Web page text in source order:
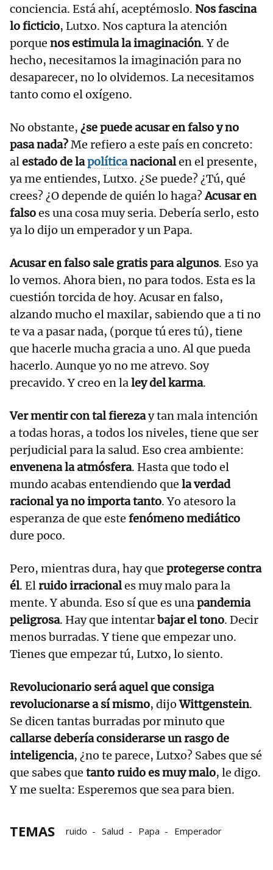
conciencia. Está ahí, aceptémoslo. Nos fascina
lo ficticio, Lutxo. Nos captura la atención
porque nos estimula la imaginación. Y de
hecho, necesitamos la imaginación para no
desaparecer, no lo olvidemos. La necesitamos
tanto como el oxígeno.
No obstante, ¿se puede acusar en falso y no
pasa nada?Me refiero a este país en concreto:
alestado de lapolíticanacionalen el presente,
ya me entiendes, Lutxo. ¿Se puede? ¿Tú, qué
crees? ¿O depende de quién lo haga?Acusar en
falsoes una cosa muy seria. Debería serlo, esto
ya lo dijo un emperador y un Papa.
Acusar en falso sale gratis para algunos. Eso ya
lo vemos. Ahora bien, no para todos. Esta es la
cuestión torcida de hoy. Acusar en falso,
alzando mucho el maxilar, sabiendo que a ti no
te va a pasar nada, (porque tú eres tú), tiene
que hacerle mucha gracia a uno. Al que pueda
hacerlo. Aunque yo no me atrevo. Soy
precavido. Y creo en laley del karma.
Ver mentir con tal fierezay tan mala intención
a todas horas, a todos los niveles, tiene que ser
perjudicial para la salud. Eso crea ambiente:
envenena la atmósfera. Hasta que todo el
mundo acabas entendiendo que la verdad
racional ya no importa tanto. Yo atesoro la
esperanza de que este fenómeno mediático
dure poco.
Pero, mientras dura, hay que protegerse contra
él. Elruido irracionales muy malo para la
mente. Y abunda. Eso sí que es unapandemia
peligrosa. Hay que intentarbajar el tono. Decir
menos burradas. Y tiene que empezar uno.
Tienes que empezar tú, Lutxo, lo siento.
Revolucionario será aquel que consiga
revolucionarse a sí mismo, dijoWittgenstein.
Se dicen tantas burradas por minuto que
callarse debería considerarse un rasgo de
inteligencia, ¿no te parece, Lutxo? Sabes que sé
que sabes que tanto ruido es muy malo, le digo.
Y me suelta: Esperemos que sea para bien.
TEMAS ruido Salud Papa Emperador